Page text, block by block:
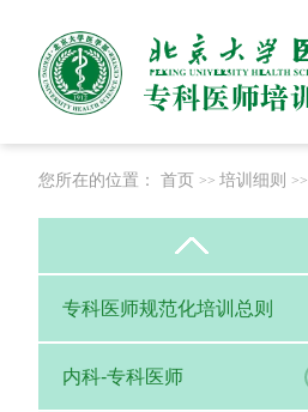
您所在的位置： 首页 >> 培训细则 >>
专科医师规范化培训总则
内科-专科医师